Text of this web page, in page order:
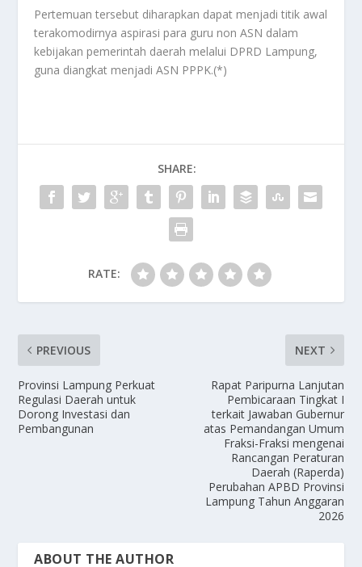
Pertemuan tersebut diharapkan dapat menjadi titik awal
terakomodirnya aspirasi para guru non ASN dalam
kebijakan pemerintah daerah melalui DPRD Lampung,
guna diangkat menjadi ASN PPPK.(*)
SHARE:
RATE:
PREVIOUS
Provinsi Lampung Perkuat
Regulasi Daerah untuk
Dorong Investasi dan
Pembangunan
NEXT
Rapat Paripurna Lanjutan
Pembicaraan Tingkat I
terkait Jawaban Gubernur
atas Pemandangan Umum
Fraksi-Fraksi mengenai
Rancangan Peraturan
Daerah (Raperda)
Perubahan APBD Provinsi
Lampung Tahun Anggaran
2026
ABOUT THE AUTHOR